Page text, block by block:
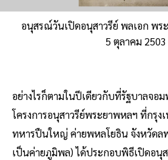
อนุสรณ์วันเปิดอนุสาวรีย์ พลเอก พ
5 ตุลาคม 2503
อย่างไรก็ตามในปีเดียวกับที่รัฐบาลจอ
โครงการอนุสาวรีย์พระยาพหลฯ ที่กรุ
ทหารปืนใหญ่ ค่ายพหลโยธิน จังหวัด
เป็นค่ายภูมิพล) ได้ประกอบพิธีเปิดอนุ